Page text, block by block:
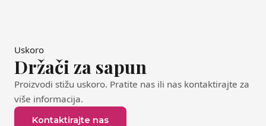
Uskoro
Držači za sapun
Proizvodi stižu uskoro. Pratite nas ili nas kontaktirajte za
više informacija.
Kontaktirajte nas